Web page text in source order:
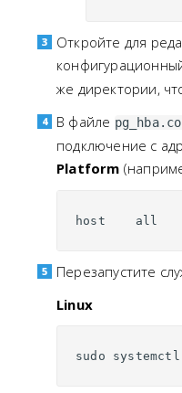
Откройте для
же директории,
В файле
подключение с
Platform
host all
Перезапустите
Linux
sudo systemctl